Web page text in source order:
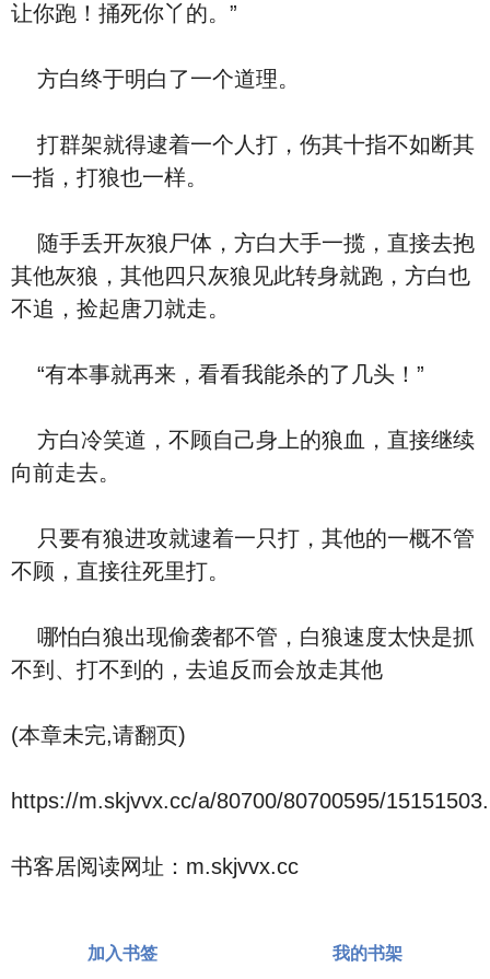
让你跑！捅死你丫的。”
方白终于明白了一个道理。
打群架就得逮着一个人打，伤其十指不如断其
一指，打狼也一样。
随手丢开灰狼尸体，方白大手一揽，直接去抱
其他灰狼，其他四只灰狼见此转身就跑，方白也
不追，捡起唐刀就走。
“有本事就再来，看看我能杀的了几头！”
方白冷笑道，不顾自己身上的狼血，直接继续
向前走去。
只要有狼进攻就逮着一只打，其他的一概不管
不顾，直接往死里打。
哪怕白狼出现偷袭都不管，白狼速度太快是抓
不到、打不到的，去追反而会放走其他
(本章未完,请翻页)
https://m.skjvvx.cc/a/80700/80700595/
书客居阅读网址：m.skjvvx.cc
加入书签 我的书架